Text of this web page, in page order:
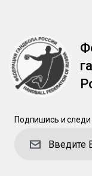
Подпишись и следи